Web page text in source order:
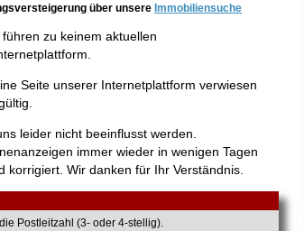
über unsereImmobiliensuche
zu keinem aktuellen
Seite unserer Internetplattform verwiesen
leider nicht beeinflusst werden.
immer wieder in wenigen Tagen
Wir danken für Ihr Verständnis.
Postleitzahl (3- oder 4-stellig).